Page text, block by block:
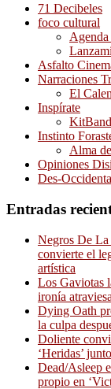
71 Decibeles
foco cultural
Asfalto
Narraciones
El
Inspírate
KitBand
Instinto
Alma
Opiniones
Des-
Entradas
Negros De La
convierte el
artística
Los Gaviotas
ironía
Dying Oath
la culpa
Doliente
‘Heridas’
Dead/Asleep
propio en